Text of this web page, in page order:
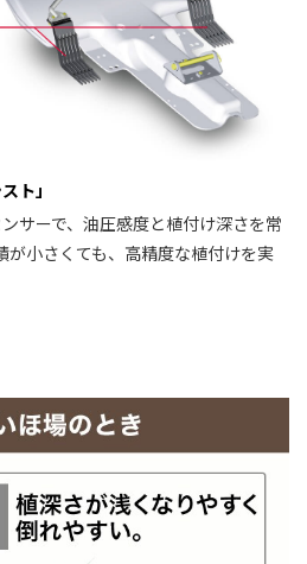
ト」
サーで、油圧感度と植付け深さを常
が小さくても、高精度な植付けを実